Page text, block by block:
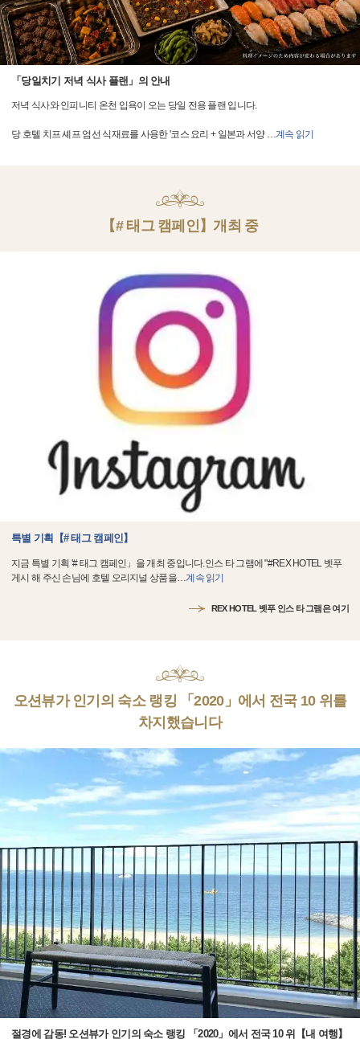
「당일치기 저녁 식사 플랜」의 안내
저녁 식사와 인피니티 온천 입욕이 오는 당일 전용 플랜 입니다.
당 호텔 치프 셰프 엄선 식재료를 사용한 '코스 요리 + 일본과 서양 …계속 읽기
【# 태그 캠페인】개최 중
특별 기획【# 태그 캠페인】
지금 특별 기획 '# 태그 캠페인」을 개최 중입니다.인스 타 그램에 "#REX HOTEL 벳푸
게시 해 주신 손님에 호텔 오리지널 상품을…계속 읽기
REX HOTEL 벳푸 인스 타 그램은 여기
오션뷰가 인기의 숙소 랭킹 「2020」에서 전국 10 위를
차지했습니다
절경에 감동! 오션뷰가 인기의 숙소 랭킹 「2020」에서 전국 10 위【내 여행】